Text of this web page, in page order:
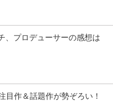
、プロデューサーの感想は
目作＆話題作が勢ぞろい！